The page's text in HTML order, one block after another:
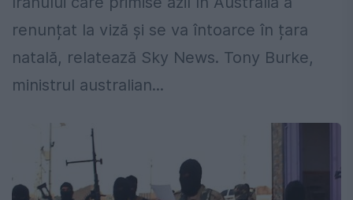
renunțat la viză și se va întoarce în țara
natală, relatează Sky News. Tony Burke,
ministrul australian...